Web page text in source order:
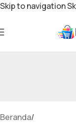
Skip to navigation
Beranda/